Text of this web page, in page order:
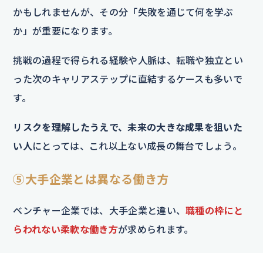
かもしれませんが、その分「失敗を通じて何を学ぶ
か」が重要になります。
挑戦の過程で得られる経験や人脈は、転職や独立とい
った次のキャリアステップに直結するケースも多いで
す。
リスクを理解したうえで、未来の大きな成果を狙いた
い人にとっては、これ以上ない成長の舞台でしょう。
⑤大手企業とは異なる働き方
ベンチャー企業では、大手企業と違い、職種の枠にと
らわれない柔軟な働き方が求められます。